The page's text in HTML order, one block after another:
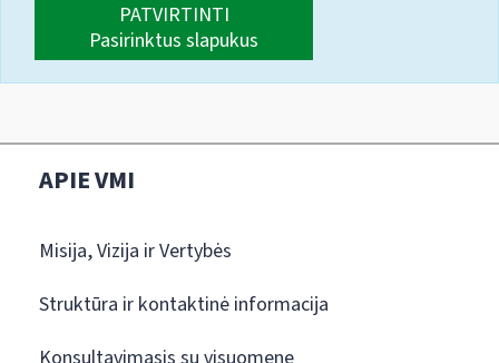
PATVIRTINTI
Pasirinktus slapukus
APIE VMI
Misija, Vizija ir Vertybės
Struktūra ir kontaktinė informacija